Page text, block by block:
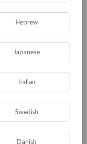
История
Hebrew
Japanese
Italian
Swedish
Danish